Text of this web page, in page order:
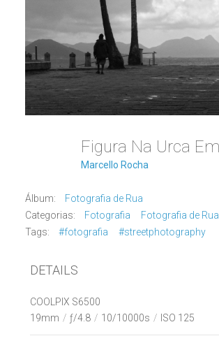
Marcello Rocha
Álbum:
Fotografia de Rua
Categorias:
Fotografia
Fotografia de Rua
Tags:
#fotografia #streetphotography
DETAILS
COOLPIX S6500
19mm / ƒ/4.8 / 10/10000s / ISO 125